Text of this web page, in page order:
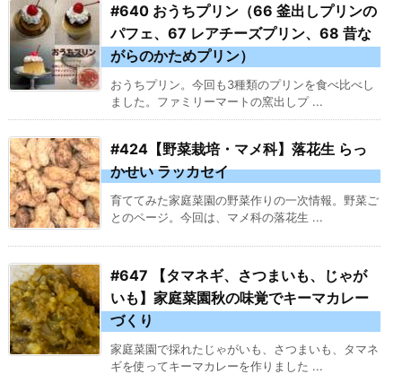
#640 おうちプリン（66 釜出しプリンの
パフェ、67 レアチーズプリン、68 昔な
がらのかためプリン）
おうちプリン。今回も3種類のプリンを食べ比べし
ました。ファミリーマートの窯出しプ ...
#424【野菜栽培・マメ科】落花生 らっ
かせい ラッカセイ
育ててみた家庭菜園の野菜作りの一次情報。野菜ご
とのページ。今回は、マメ科の落花生 ...
#647 【タマネギ、さつまいも、じゃが
いも】家庭菜園秋の味覚でキーマカレー
づくり
家庭菜園で採れたじゃがいも、さつまいも、タマネ
ギを使ってキーマカレーを作りました ...